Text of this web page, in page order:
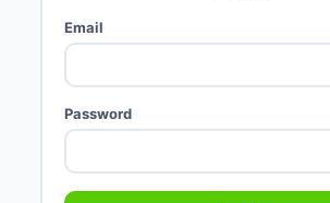
Email
Password